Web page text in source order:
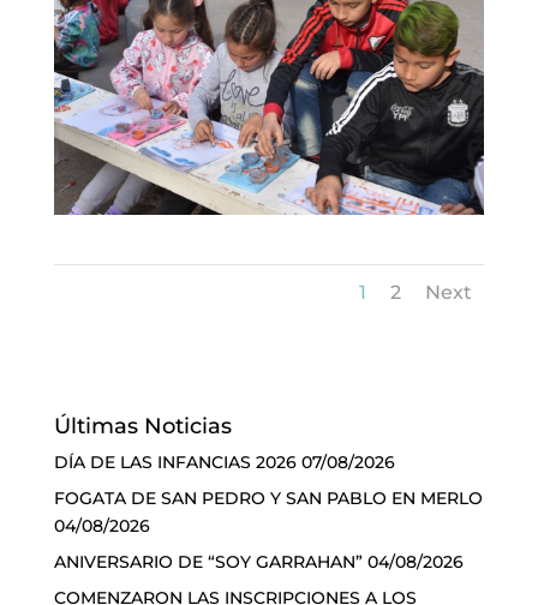
1 2 Next
Últimas Noticias
DÍA DE LAS INFANCIAS 2026 07/08/2026
FOGATA DE SAN PEDRO Y SAN PABLO EN MERLO
04/08/2026
ANIVERSARIO DE “SOY GARRAHAN” 04/08/2026
COMENZARON LAS INSCRIPCIONES A LOS